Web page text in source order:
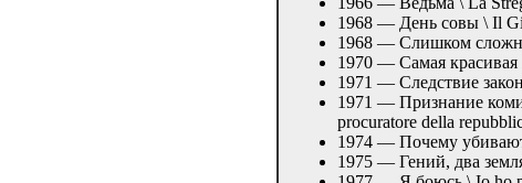
1968 — День совы \ Il
1968 — Слишком
1970 — Самая
1971 — Следствие
1971 — Признание
procuratore della
1974 — Почему убивают
1975 — Гений, два